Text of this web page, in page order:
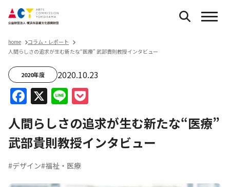
home
コラム・レポート
人間らしさの追求が生む新たな“医療” 武部貴則教授インタビュー
2020年度 2020.10.23
Facebook
X Line
人間らしさの追求が生む新たな“医療”
武部貴則教授インタビュー
#デザイン#福祉・医療